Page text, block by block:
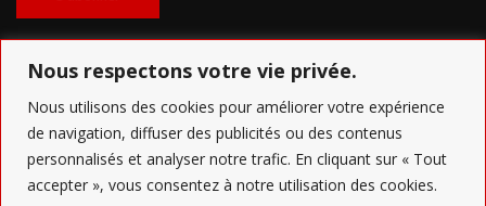
Nous respectons votre vie privée.
Nous utilisons des cookies pour améliorer votre expérience
de navigation, diffuser des publicités ou des contenus
personnalisés et analyser notre trafic. En cliquant sur « Tout
accepter », vous consentez à notre utilisation des cookies.
Copyright Grand Nancy Défi'b - Conception AR Ingénierie